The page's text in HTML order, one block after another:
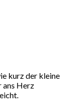
kurz der kleine
ans Herz